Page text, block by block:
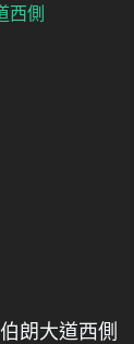
朗大道西側